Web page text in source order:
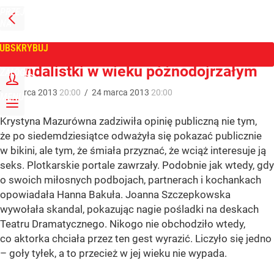
PRZEJDŹ
NA
GŁÓWNĄ
ZALOGUJ
MENU
Tygodnik Wprost
Skandalistki w wieku późnodojrzałym
24 marca 2013 20:00 / 24 marca 2013 20:00
Krystyna Mazurówna zadziwiła opinię publiczną nie tym,
że po siedemdziesiątce odważyła się pokazać publicznie
w bikini, ale tym, że śmiała przyznać, że wciąż interesuje ją
seks. Plotkarskie portale zawrzały. Podobnie jak wtedy, gdy
o swoich miłosnych podbojach, partnerach i kochankach
opowiadała Hanna Bakuła. Joanna Szczepkowska
wywołała skandal, pokazując nagie pośladki na deskach
Teatru Dramatycznego. Nikogo nie obchodziło wtedy,
co aktorka chciała przez ten gest wyrazić. Liczyło się jedno
– goły tyłek, a to przecież w jej wieku nie wypada.